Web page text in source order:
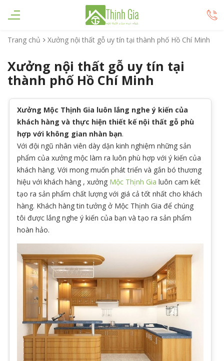
Trang chủ Xưởng nội thất gỗ uy tín tại thành phố Hồ Chí Minh
Xưởng nội thất gỗ uy tín tại
thành phố Hồ Chí Minh
Xưởng Mộc Thịnh Gia luôn lắng nghe ý kiến của
khách hàng và thực hiện thiết kế nội thất gỗ phù
hợp với không gian nhàn bạn.
Với đội ngũ nhân viên dày dặn kinh nghiệm những sản
phẩm của xưởng mộc làm ra luôn phù hợp với ý kiến của
khách hàng. Với mong muốn phát triển và gắn bó thương
hiệu với khách hàng , xưởng Mộc Thịnh Gia luôn cam kết
tạo ra sản phẩm chất lượng với giá cả tốt nhất cho khách
hàng. Khách hàng tin tưởng ở Mộc Thịnh Gia để chúng
tôi được lắng nghe ý kiến của bạn và tạo ra sản phẩm
hoàn hảo.